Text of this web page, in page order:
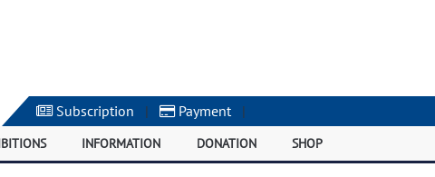
Subscription | Payment |
INFORMATION DONATION SHOP